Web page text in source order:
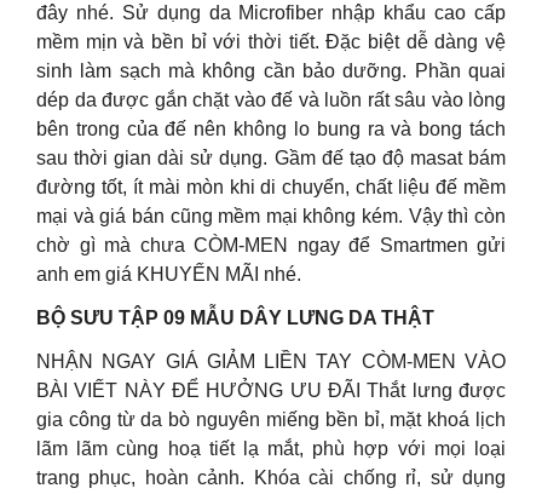
đây nhé. Sử dụng da Microfiber nhập khẩu cao cấp
mềm mịn và bền bỉ với thời tiết. Đặc biệt dễ dàng vệ
sinh làm sạch mà không cần bảo dưỡng. Phần quai
dép da được gắn chặt vào đế và luồn rất sâu vào lòng
bên trong của đế nên không lo bung ra và bong tách
sau thời gian dài sử dụng. Gầm đế tạo độ masat bám
đường tốt, ít mài mòn khi di chuyển, chất liệu đế mềm
mại và giá bán cũng mềm mại không kém. Vậy thì còn
chờ gì mà chưa CÒM-MEN ngay để Smartmen gửi
anh em giá KHUYẾN MÃI nhé.
BỘ SƯU TẬP 09 MẪU DÂY LƯNG DA THẬT
NHẬN NGAY GIÁ GIẢM LIỀN TAY CÒM-MEN VÀO
BÀI VIẾT NÀY ĐỂ HƯỞNG ƯU ĐÃI Thắt lưng được
gia công từ da bò nguyên miếng bền bỉ, mặt khoá lịch
lãm lãm cùng hoạ tiết lạ mắt, phù hợp với mọi loại
trang phục, hoàn cảnh. Khóa cài chống rỉ, sử dụng